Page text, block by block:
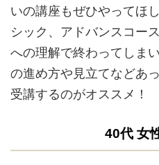
いの講座もぜひやってほ
シック、アドバンスコー
への理解で終わってしま
の進め方や見立てなどあ
受講するのがオススメ！
40代 女